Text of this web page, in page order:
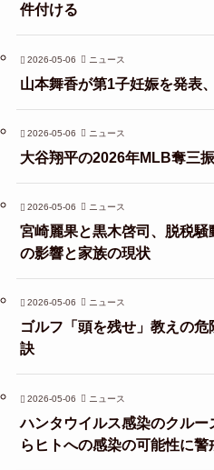
件付ける
2026-05-06 ニュース
山本舞香が第1子妊娠を発表
2026-05-06 ニュース
大谷翔平の2026年MLB奪三
2026-05-06 ニュース
宮崎麗果と黒木啓司、脱税
の影響と家族の現状
2026-05-06 ニュース
ゴルフ「頭を残せ」教えの
訣
2026-05-06 ニュース
ハンタウイルス感染のクル
らヒトへの感染の可能性に警